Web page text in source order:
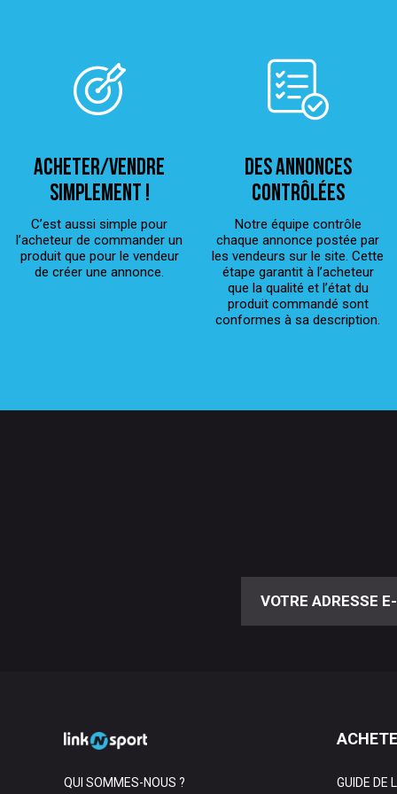
ACHETER/VENDRE
simplement !
C’est aussi simple pour
l’acheteur de commander un
produit que pour le vendeur
de créer une annonce.
Des annonces
contrôlées
Notre équipe contrôle
chaque annonce postée par
les vendeurs sur le site. Cette
étape garantit à l’acheteur
que la qualité et l’état du
produit commandé sont
conformes à sa description.
QUI SOMMES-NOUS ? GUIDE DE